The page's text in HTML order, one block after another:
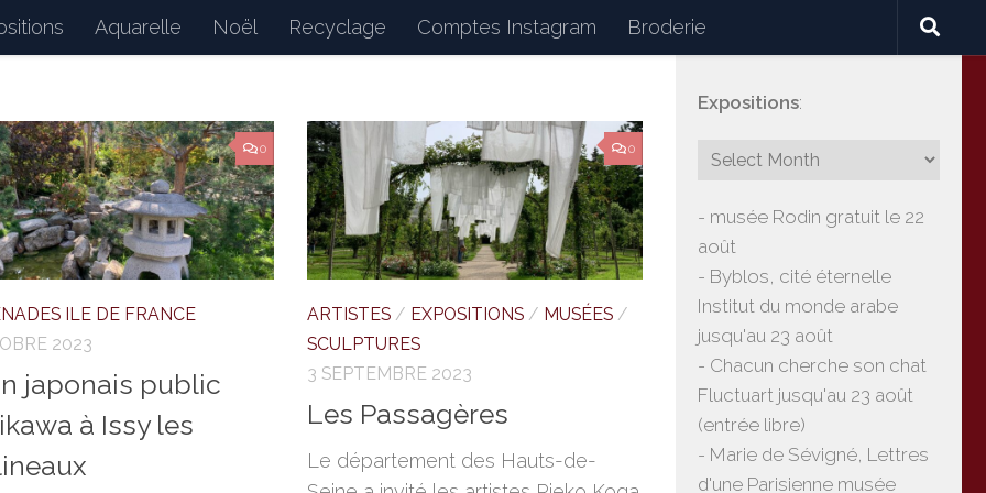
Aquarelle Noël Recyclage Comptes Instagram Broderie
: petits bonheurs du quotidien, dessins, peintures, céramiques, lectures, expositions, voyages
0
ILE DE FRANCE
2023
japonais public
à Issy les
0
ARTISTES / EXPOSITIONS / MUSÉES /
SCULPTURES
3 SEPTEMBRE 2023
Les Passagères
Le département des Hauts-de-
Expositions:
- musée Rodin gratuit le 22
août
- Byblos, cité éternelle
Institut du monde arabe
jusqu'au 23 août
- Chacun cherche son chat
Fluctuart jusqu'au 23 août
(entrée libre)
- Marie de Sévigné, Lettres
d'une Parisienne musée